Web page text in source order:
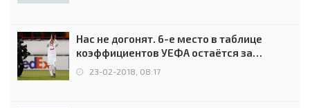
Нас не догонят. 6-е место в таблице
коэффициентов УЕФА остаётся за
Россией
23-02-2018, 08:17